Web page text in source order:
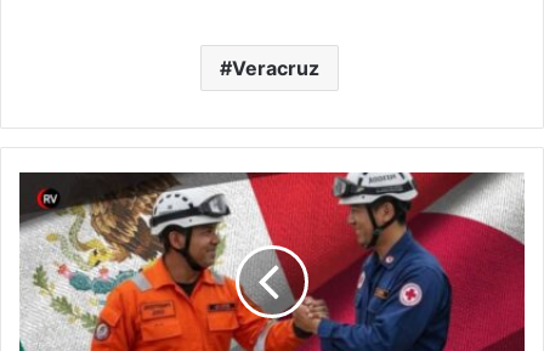
Veracruz
México
Japón:
Solidaridad
que
trasciende
océanos